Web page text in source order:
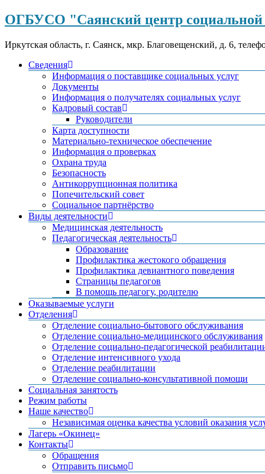
ОГБУСО "Саянский центр социальной
Иркутская область, г. Саянск, мкр. Благовещенский, д. 6,
Сведения
Информация о поставщике социальных услуг
Документы
Информация о получателях социальных услуг
Кадровый состав
Руководители
Карта доступности
Материально-техническое обеспечение
Информация о проверках
Охрана труда
Безопасность
Антикоррупционная политика
Попечительский совет
Социальное партнёрство
Виды деятельности
Медицинская деятельность
Педагогическая деятельность
Образование
Профилактика жестокого обращения
Профилактика девиантного поведения
Страницы педагогов
В помощь педагогу, родителю
Оказываемые услуги
Отделения
Отделение социально-бытового обслуживания
Отделение социально-медицинского обслуживания
Отделение социально-педагогической
Отделение интенсивного ухода
Отделение реабилитации
Отделение социально-консультативной помощи
Социальная занятость
Режим работы
Наше качество
Независимая оценка качества условий оказания
Лагерь «Окинец»
Контакты
Обращения
Отправить письмо